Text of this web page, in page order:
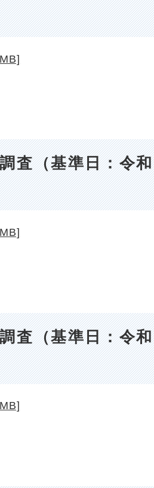
査（基準日：令和
査（基準日：令和